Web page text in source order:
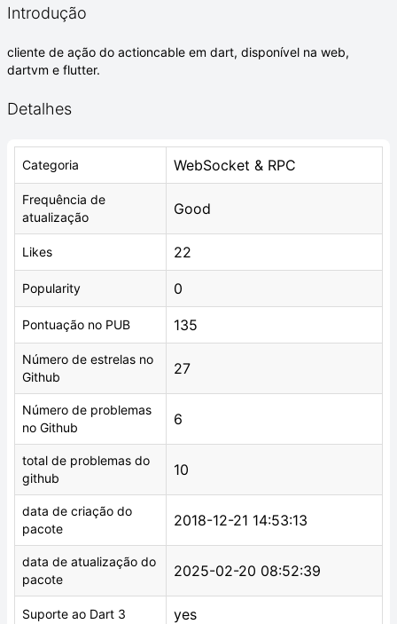
Introdução
cliente de ação do actioncable em dart, disponível na web,
dartvm e flutter.
Detalhes
Categoria WebSocket & RPC
Frequência de
atualização
Good
Likes 22
Popularity 0
Pontuação no PUB 135
Número de estrelas no
Github
27
Número de problemas
no Github
6
total de problemas do
github
10
data de criação do
pacote
2018-12-21 14:53:13
data de atualização do
pacote
2025-02-20 08:52:39
Suporte ao Dart 3 yes